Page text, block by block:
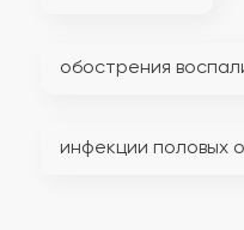
обострения
инфекции половых